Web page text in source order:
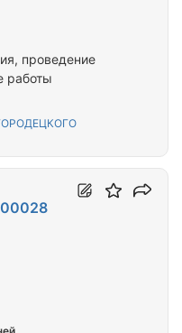
проведение
работы